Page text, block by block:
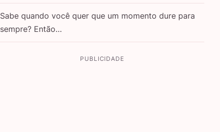
Sabe quando você quer que um momento dure para
sempre? Então…
PUBLICIDADE